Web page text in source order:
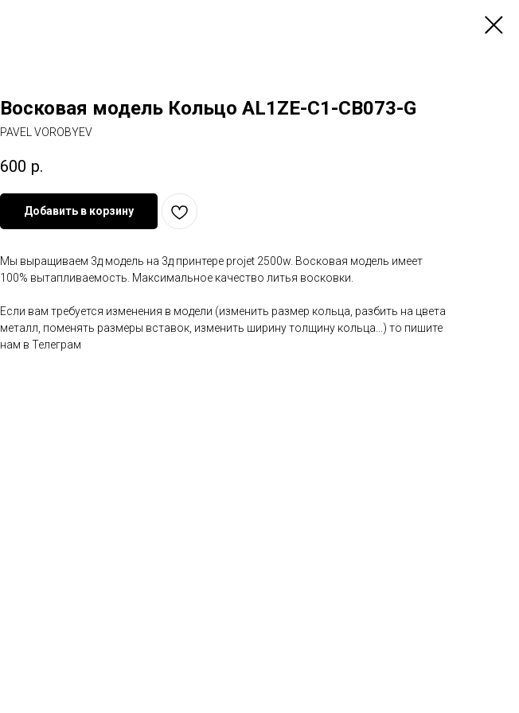
Восковая модель Кольцо AL1ZE-C1-CB073-G
PAVEL VOROBYEV
600 р.
Добавить в корзину
Мы выращиваем 3д модель на 3д принтере projet 2500w. Восковая модель имеет
100% вытапливаемость. Максимальное качество литья восковки.
Если вам требуется изменения в модели (изменить размер кольца, разбить на цвета
металл, поменять размеры вставок, изменить ширину толщину кольца...) то пишите
нам в Телеграм